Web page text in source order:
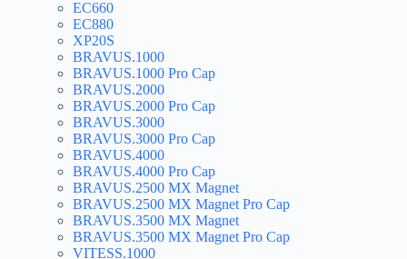
EC660
EC880
XP20S
BRAVUS.1000
BRAVUS.1000 Pro Cap
BRAVUS.2000
BRAVUS.2000 Pro Cap
BRAVUS.3000
BRAVUS.3000 Pro Cap
BRAVUS.4000
BRAVUS.4000 Pro Cap
BRAVUS.2500 MX Magnet
BRAVUS.2500 MX Magnet Pro Cap
BRAVUS.3500 MX Magnet
BRAVUS.3500 MX Magnet Pro Cap
VITESS.1000